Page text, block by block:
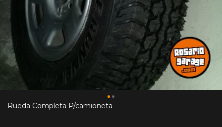
Rueda Completa P/camioneta